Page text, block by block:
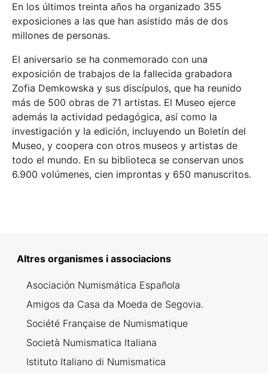
En los últimos treinta años ha organizado 355
exposiciones a las que han asistido más de dos
millones de personas.
El aniversario se ha conmemorado con una
exposición de trabajos de la fallecida grabadora
Zofia Demkowska y sus discípulos, que ha reunido
más de 500 obras de 71 artistas. El Museo ejerce
además la actividad pedagógica, así como la
investigación y la edición, incluyendo un Boletín del
Museo, y coopera con otros museos y artistas de
todo el mundo. En su biblioteca se conservan unos
6.900 volúmenes, cien improntas y 650 manuscritos.
Altres organismes i associacions
Asociación Numismática Española
Amigos da Casa da Moeda de Segovia.
Société Française de Numismatique
Società Numismatica Italiana
Istituto Italiano di Numismatica